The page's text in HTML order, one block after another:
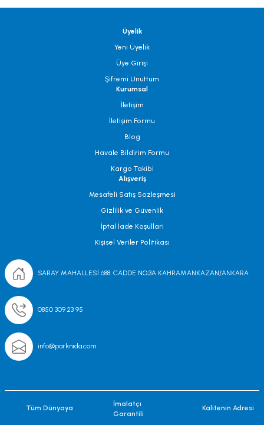
Üyelik
Yeni Üyelik
Üye Girişi
Şifremi Unuttum
Kurumsal
İletişim
İletişim Formu
Blog
Havale Bildirim Formu
Kargo Takibi
Alışveriş
Mesafeli Satış Sözleşmesi
Gizlilik ve Güvenlik
İptal İade Koşullari
Kişisel Veriler Politikası
SARAY MAHALLESİ 688. CADDE NO;3A KAHRAMANKAZAN/ANKARA
0850 309 23 95
info@parknida.com
Tüm Dünyaya
İmalatçı
Garantili
Kalitenin Adresi